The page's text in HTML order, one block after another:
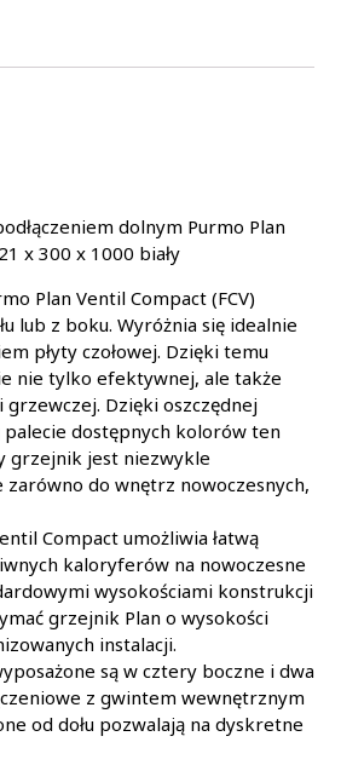
dolnym Purmo Plan
x 300 x 1000 biały
Plan Ventil Compact (FCV)
lub z boku. Wyróżnia się idealnie
płyty czołowej. Dzięki temu
nie tylko efektywnej, ale także
Dzięki oszczędnej
dostępnych kolorów ten
grzejnik jest niezwykle
zarówno do wnętrz nowoczesnych,
Compact umożliwia łatwą
kaloryferów na nowoczesne
wysokościami konstrukcji
grzejnik Plan o wysokości
instalacji.
są w cztery boczne i dwa
z gwintem wewnętrznym
od dołu pozwalają na dyskretne